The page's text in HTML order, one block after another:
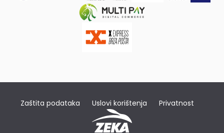
Zaštita podataka Uslovi korištenja Privatnost